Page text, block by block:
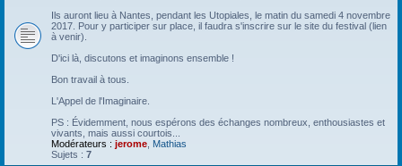
Ils auront lieu à Nantes, pendant les Utopiales, le matin du samedi 4 novembre
2017. Pour y participer sur place, il faudra s'inscrire sur le site du festival (lien
à venir).
D'ici là, discutons et imaginons ensemble !
Bon travail à tous.
L'Appel de l'Imaginaire.
PS : Évidemment, nous espérons des échanges nombreux, enthousiastes et
vivants, mais aussi courtois...
Modérateurs : jerome Mathias
Sujets : 7